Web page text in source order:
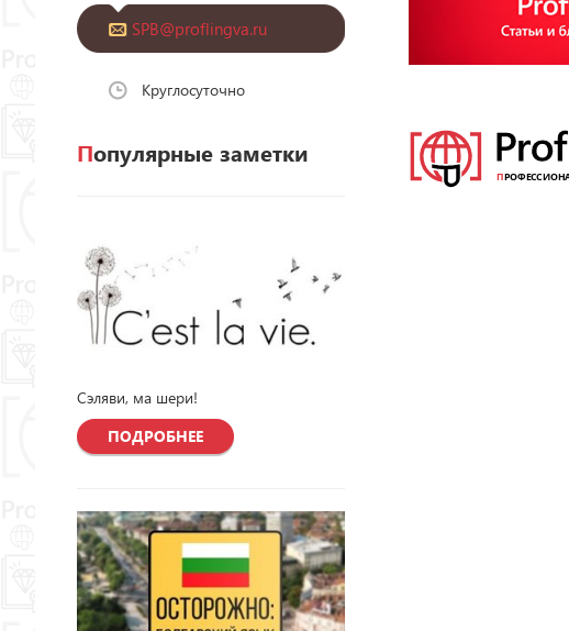
SPB@proflingva.ru
Круглосуточно
Популярные заметки
Сэляви, ма шери!
ПОДРОБНЕЕ